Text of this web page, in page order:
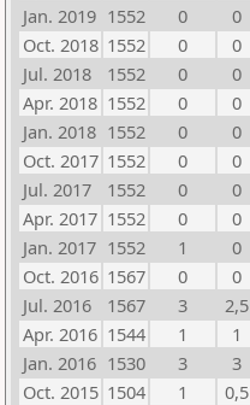
Jan. 2019 1552 0
0
Oct. 2018 1552 0
0
Jul. 2018
1552 0
0
Apr. 2018 1552 0
0
Jan. 2018 1552 0
0
Oct. 2017 1552 0
0
Jul. 2017
1552 0
0
Apr. 2017 1552 0
0
Jan. 2017 1552 1
0
Oct. 2016 1567 0
0
Jul. 2016
1567 3
2,5
Apr. 2016 1544 1
1
Jan. 2016 1530 3
3
Oct. 2015 1504 1
0,5